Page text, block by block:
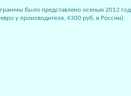
было представлено осенью 2012
у производителя, 4300 руб. в России).